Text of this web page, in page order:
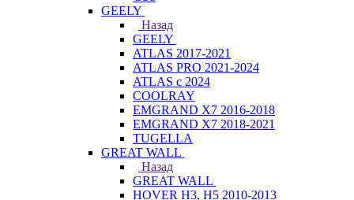
GEELY
Назад
GEELY
ATLAS 2017-2021
ATLAS PRO 2021-2024
ATLAS с 2024
COOLRAY
EMGRAND X7 2016-2018
EMGRAND X7 2018-2021
TUGELLA
GREAT WALL
Назад
GREAT WALL
HOVER H3, H5 2010-2013